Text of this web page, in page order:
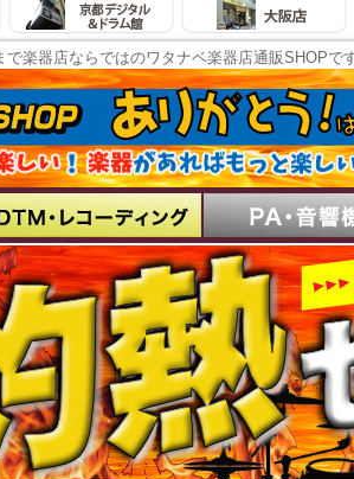
楽器店ならではのワタナベ楽器店通販SHOPで